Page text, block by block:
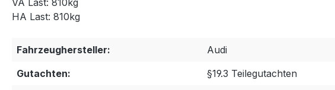
VA Last: 810kg
HA Last: 810kg
Fahrzeughersteller:
Audi
Gutachten:
§19.3 Teilegutachten